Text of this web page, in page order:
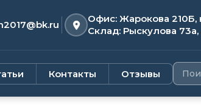
Офис: Жарокова 210Б,
Склад: Рыскулова
Контакты Отзывы